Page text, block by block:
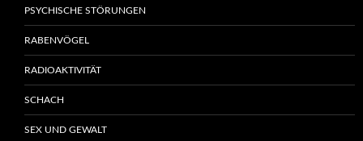
PSYCHISCHE STÖRUNGEN
RABENVÖGEL
RADIOAKTIVITÄT
SCHACH
SEX UND GEWALT